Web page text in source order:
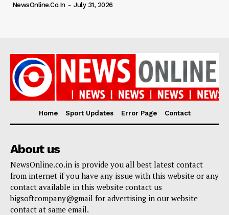
NewsOnline.co.in - July 31, 2026
Home Sport Updates Error Page Contact
About us
NewsOnline.co.in is provide you all best latest contact
from internet if you have any issue with this website or any
contact available in this website contact us
bigsoftcompany@gmail for advertising in our website
contact at same email.